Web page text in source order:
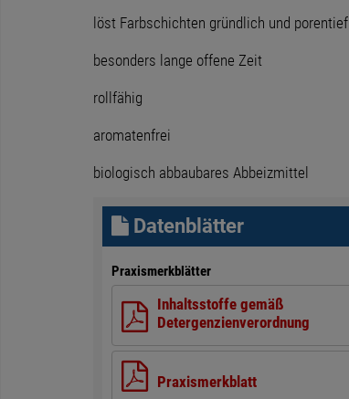
löst Farbschichten gründlich und porentief
besonders lange offene Zeit
rollfähig
aromatenfrei
biologisch abbaubares Abbeizmittel
Datenblätter
Praxismerkblätter
Inhaltsstoffe gemäß
Detergenzienverordnung
Praxismerkblatt